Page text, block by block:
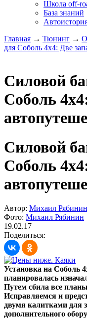
Школа off-
База знаний
Главная → Тюнинг →
для Соболь 4х4: Две
Силовой
Соболь
Силовой
Соболь
Автор: Михаил Рябинин
Фото: Михаил Рябинин
19.02.17
Поделиться:
Установка на Соболь
планировалась
Путем сбила все
Исправляемся и
двумя калитками для
дополнительного